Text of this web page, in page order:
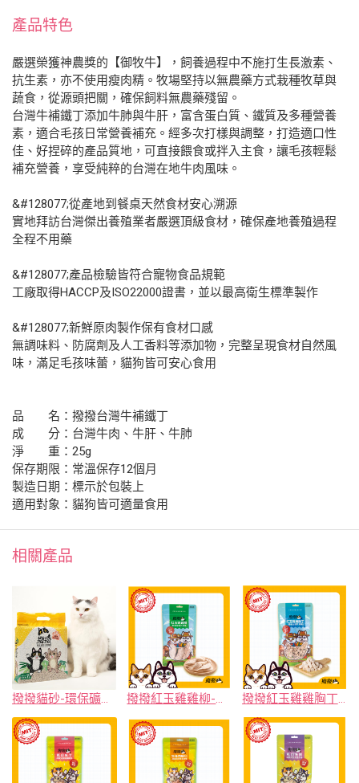
產品特色
嚴選榮獲神農獎的【御牧牛】，飼養過程中不施打生長激素、
抗生素，亦不使用瘦肉精。牧場堅持以無農藥方式栽種牧草與
蔬食，從源頭把關，確保飼料無農藥殘留。
台灣牛補鐵丁添加牛肺與牛肝，富含蛋白質、鐵質及多種營養
素，適合毛孩日常營養補充。經多次打樣與調整，打造適口性
佳、好捏碎的產品質地，可直接餵食或拌入主食，讓毛孩輕鬆
補充營養，享受純粹的台灣在地牛肉風味。
&#128077;從產地到餐桌天然食材安心溯源
實地拜訪台灣傑出養殖業者嚴選頂級食材，確保產地養殖過程
全程不用藥
&#128077;產品檢驗皆符合寵物食品規範
工廠取得HACCP及ISO22000證書，並以最高衛生標準製作
&#128077;新鮮原肉製作保有食材口感
無調味料、防腐劑及人工香料等添加物，完整呈現食材自然風
味，滿足毛孩味蕾，貓狗皆可安心食用
品 名：撥撥台灣牛補鐵丁
成 分：台灣牛肉、牛肝、牛肺
淨 重：25g
保存期限：常溫保存12個月
製造日期：標示於包裝上
適用對象：貓狗皆可適量食用
相關產品
撥撥貓砂-環保礦型木薯貓砂 撥撥紅玉雞雞柳-飼養全程不用藥，貓狗適用原肉凍乾 撥撥紅玉雞雞胸丁-飼養全程不用藥，貓狗適用原肉凍乾